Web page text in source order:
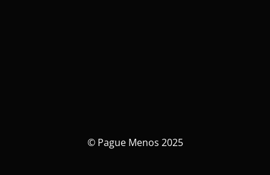
© Pague Menos 2025